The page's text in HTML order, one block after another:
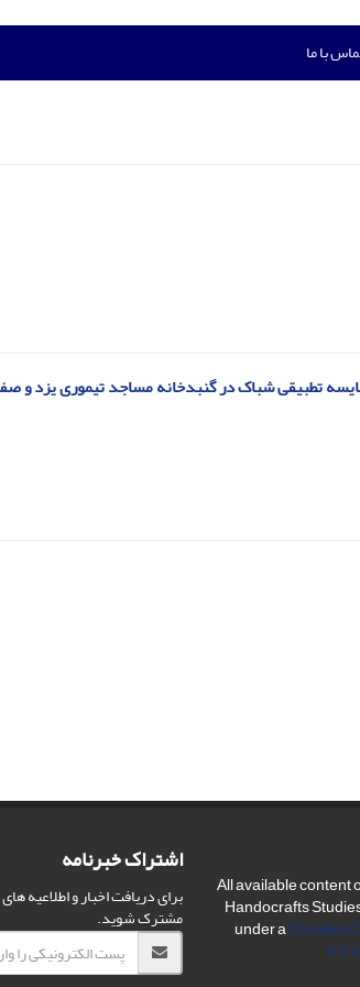
با ما
تطبیقی شباک در گنبدخانه مساجد تیموری یزد و
All available content
Handocrafts
under aCreative
4.0
اشتراک خبرنامه
برای دریافت اخبار و اطلاعیه
مشترک شوید.